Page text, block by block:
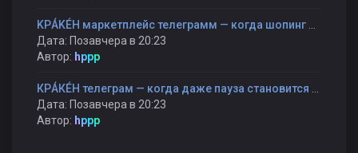
Дата: Позавчера в 20:23
Автор: hppp
Дата: Позавчера в 20:23
Автор: hppp